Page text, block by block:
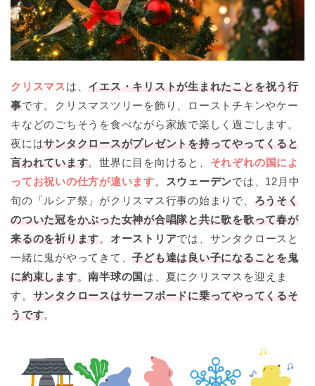
クリスマスは、 イエス・キリストが生まれたことを祝う行
事です。クリスマスツリーを飾り、ローストチキンやケー
キなどのごちそうを食べながら家族で楽しく過ごします。
夜にはサンタクロースがプレゼントを持ってやってくると
言われています。世界に目を向けると、 それぞれの国によ
ってお祝いの仕方が違います。 スウェーデンでは、12月中
旬の「ルシア祭」がクリスマス行事の始まりで、 ろうそく
のついた冠をかぶった女神が合唱隊と共に歌を歌って春が
来るのを祈ります。 オーストリアでは、サンタクロースと
一緒に鬼がやってきて、子ども達は良い子になることを鬼
に約束します。南半球の国 は、夏にクリスマスを迎えま
す。 サンタクロースはサーフボードに乗ってやってくるそ
うです。